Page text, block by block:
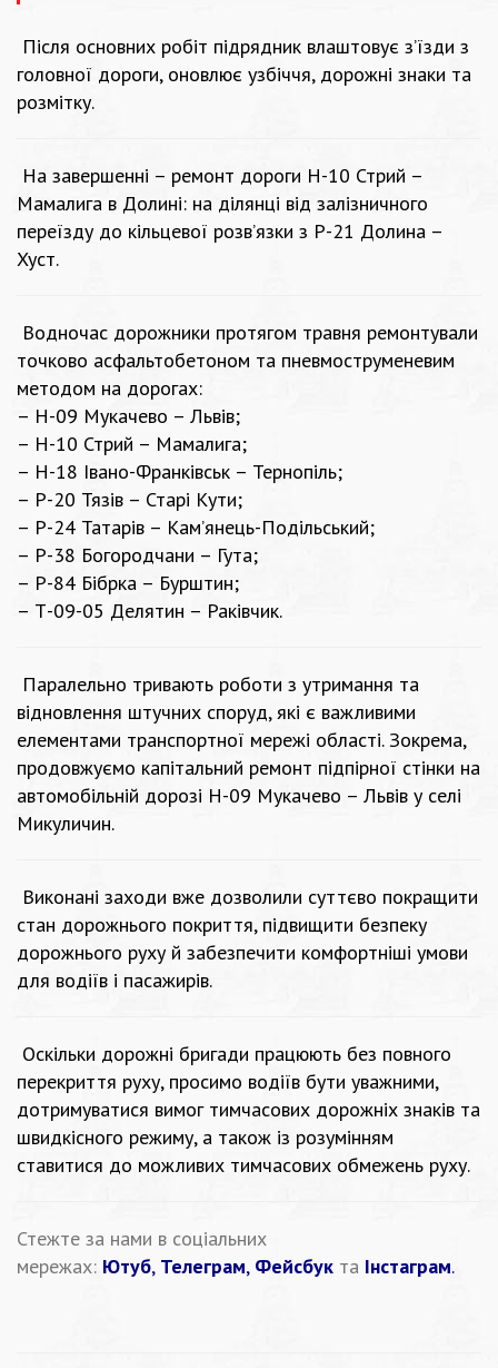
Після основних робіт підрядник влаштовує з’їзди з
головної дороги, оновлює узбіччя, дорожні знаки та
розмітку.
На завершенні – ремонт дороги Н-10 Стрий –
Мамалига в Долині: на ділянці від залізничного
переїзду до кільцевої розв’язки з Р-21 Долина –
Хуст.
Водночас дорожники протягом травня ремонтували
точково асфальтобетоном та пневмоструменевим
методом на дорогах:
– Н-09 Мукачево – Львів;
– Н-10 Стрий – Мамалига;
– Н-18 Івано-Франківськ – Тернопіль;
– Р-20 Тязів – Старі Кути;
– Р-24 Татарів – Кам’янець-Подільський;
– Р-38 Богородчани – Гута;
– Р-84 Бібрка – Бурштин;
– Т-09-05 Делятин – Раківчик.
Паралельно тривають роботи з утримання та
відновлення штучних споруд, які є важливими
елементами транспортної мережі області. Зокрема,
продовжуємо капітальний ремонт підпірної стінки на
автомобільній дорозі Н-09 Мукачево – Львів у селі
Микуличин.
Виконані заходи вже дозволили суттєво покращити
стан дорожнього покриття, підвищити безпеку
дорожнього руху й забезпечити комфортніші умови
для водіїв і пасажирів.
Оскільки дорожні бригади працюють без повного
перекриття руху, просимо водіїв бути уважними,
дотримуватися вимог тимчасових дорожніх знаків та
швидкісного режиму, а також із розумінням
ставитися до можливих тимчасових обмежень руху.
Стежте за нами в соціальних
мережах: Ютуб, Телеграм, Фейсбук та Інстаграм.